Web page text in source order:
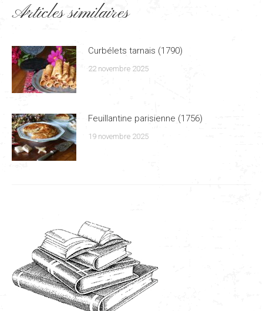
Articles similaires
Curbélets tarnais (1790)
22 novembre 2025
Feuillantine parisienne (1756)
19 novembre 2025